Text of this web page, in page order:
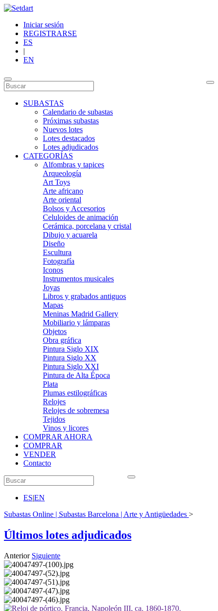
Iniciar sesión
REGISTRARSE
ES
|
EN
SUBASTAS
Calendario de subastas
Próximas subastas
Nuevos lotes
Lotes destacados
Lotes adjudicados
CATEGORÍAS
Alfombras y tapices
Arqueología
Art Toys
Arte africano
Arte oriental
Bolsos y Accesorios
Celuloides de animación
Cerámica, porcelana y cristal
Dibujo y acuarela
Diseño
Escultura
Fotografía
Iconos
Instrumentos musicales
Joyas
Libros y grabados antiguos
Mapas
Meninas Madrid Gallery
Mobiliario y lámparas
Objetos
Obra gráfica
Pintura Siglo XIX
Pintura Siglo XX
Pintura Siglo XXI
Pintura de Alta Época
Plata
Plumas estilográficas
Relojes
Relojes de sobremesa
Tejidos
Vinos y licores
COMPRAR AHORA
COMPRAR
VENDER
Contacto
ES|EN
Subastas Online | Subastas Barcelona | Arte y Antigüedades >
Últimos lotes adjudicados
Anterior Siguiente